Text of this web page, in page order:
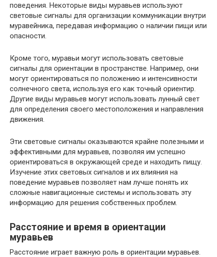
поведения. Некоторые виды муравьев используют
световые сигналы для организации коммуникации внутри
муравейника, передавая информацию о наличии пищи или
опасности.
Кроме того, муравьи могут использовать световые
сигналы для ориентации в пространстве. Например, они
могут ориентироваться по положению и интенсивности
солнечного света, используя его как точный ориентир.
Другие виды муравьев могут использовать лунный свет
для определения своего местоположения и направления
движения.
Эти световые сигналы оказываются крайне полезными и
эффективными для муравьев, позволяя им успешно
ориентироваться в окружающей среде и находить пищу.
Изучение этих световых сигналов и их влияния на
поведение муравьев позволяет нам лучше понять их
сложные навигационные системы и использовать эту
информацию для решения собственных проблем.
Расстояние и время в ориентации
муравьев
Расстояние играет важную роль в ориентации муравьев.